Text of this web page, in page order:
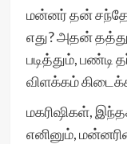
மன்னர் தன்
எது? அதன்
படித்தும், பண்டி
விளக்கம்
மகரிஷிகள்,
எனினும்,